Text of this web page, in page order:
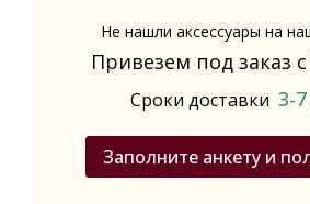
Не нашли аксессуары на
Привезем под заказ с
Сроки доставки 3-
Заполните анкету и